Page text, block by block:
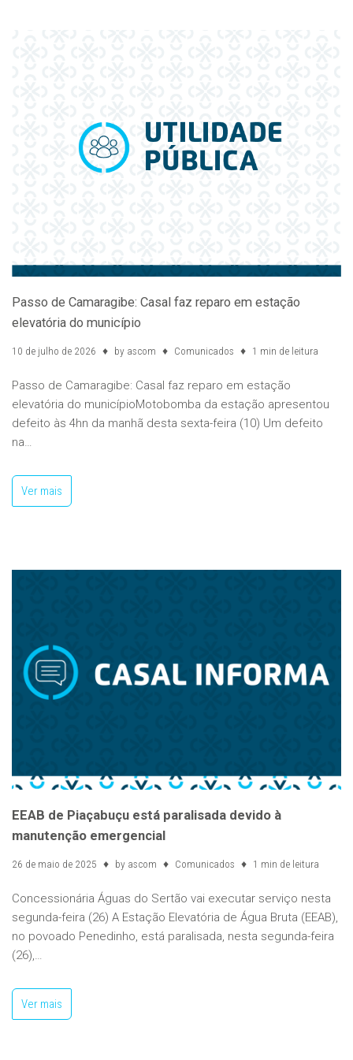
Passo de Camaragibe: Casal faz reparo em estação
elevatória do município
10 de julho de 2026 by ascom Comunicados 1 min de leitura
Passo de Camaragibe: Casal faz reparo em estação
elevatória do municípioMotobomba da estação apresentou
defeito às 4hn da manhã desta sexta-feira (10) Um defeito
na…
Ver mais
EEAB de Piaçabuçu está paralisada devido à
manutenção emergencial
26 de maio de 2025 by ascom Comunicados 1 min de leitura
Concessionária Águas do Sertão vai executar serviço nesta
segunda-feira (26) A Estação Elevatória de Água Bruta (EEAB),
no povoado Penedinho, está paralisada, nesta segunda-feira
(26),…
Ver mais